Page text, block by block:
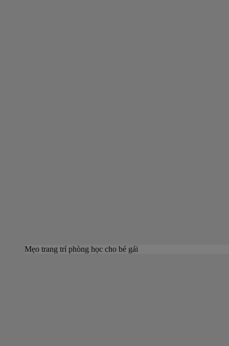
Mẹo trang trí phòng học cho bé gái